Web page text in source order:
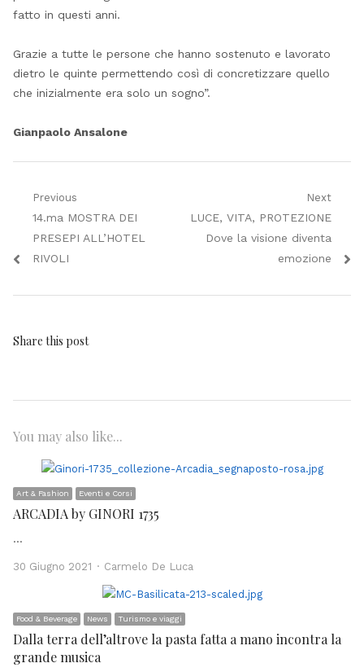
fatto in questi anni.
Grazie a tutte le persone che hanno sostenuto e lavorato
dietro le quinte permettendo così di concretizzare quello
che inizialmente era solo un sogno”.
Gianpaolo Ansalone
Navigazione
articoli
Previous
Previous
post:
14.ma MOSTRA DEI
PRESEPI ALL’HOTEL
RIVOLI
Next
Next
post:
LUCE, VITA, PROTEZIONE
Dove la visione diventa
emozione
Share this post
You may also like...
Art & Fashion Eventi e Corsi
ARCADIA by GINORI 1735
…
30 Giugno 2021 Author
Carmelo De Luca
Food & Beverage News Turismo e viaggi
Dalla terra dell’altrove la pasta fatta a mano incontra la
grande musica